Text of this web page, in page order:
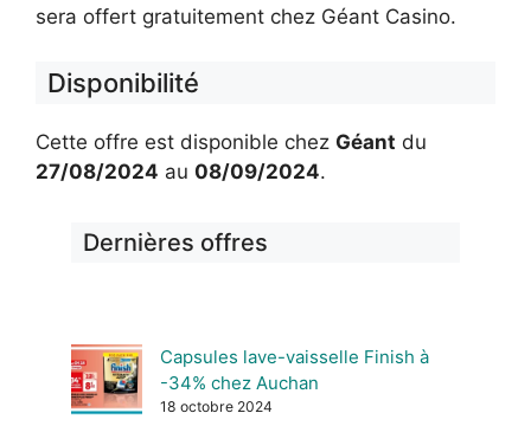
sera offert gratuitement chez Géant Casino.
Disponibilité
Cette offre est disponible chez Géant du
27/08/2024 au 08/09/2024.
Dernières offres
Capsules lave-vaisselle Finish à
-34% chez Auchan
18 octobre 2024